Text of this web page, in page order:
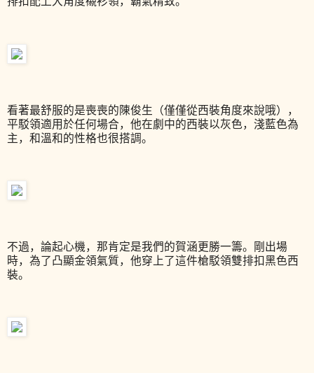
看著最舒服的是喪喪的陳俊生（僅僅從西裝角度來說哦），
平駁領適用於任何場合，他在劇中的西裝以灰色，淺藍色為
主，和溫和的性格也很搭調。
不過，論起心機，那肯定是我們的賀涵更勝一籌。剛出場
時，為了凸顯金領氣質，他穿上了這件槍駁領雙排扣黑色西
裝。